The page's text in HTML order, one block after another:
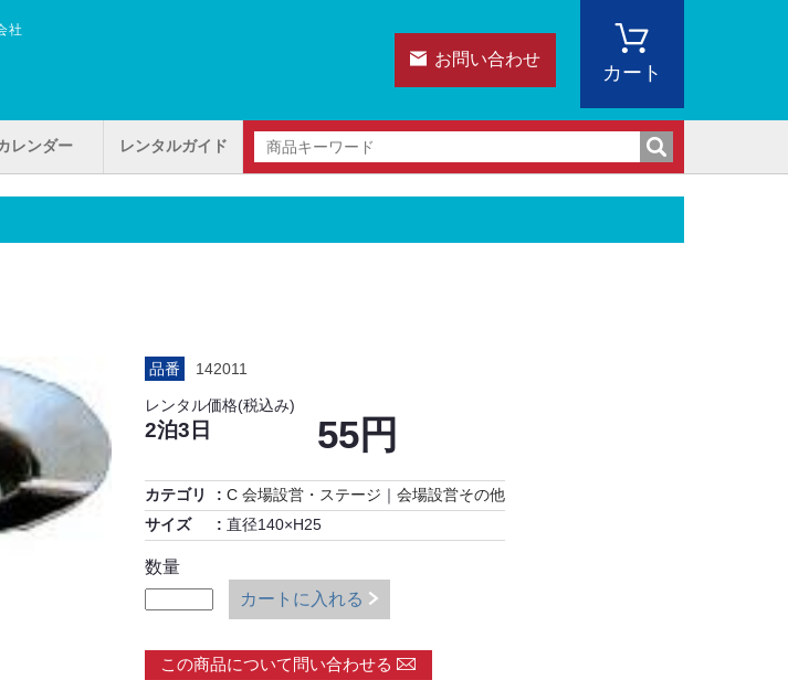
社
お問い合わせ
カート
レンダー レンタルガイド
品番 142011
レンタル価格(税込み)
2泊3日 55円
カテゴリ C 会場設営・ステージ ｜ 会場設営その他
サイズ
直径140×H25
数量
カートに入れる
この商品について問い合わせる